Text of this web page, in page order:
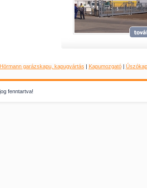
Hörmann garázskapu, kapugyártás | Kapumozgató|
fenntartva!